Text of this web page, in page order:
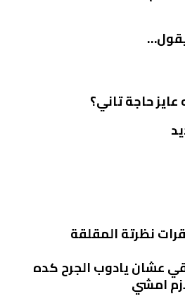
حاجة تاني؟
نظرتة المقلقة
عشان يادوب الجرح كده
امشي